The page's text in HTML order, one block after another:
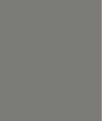
die.hofkiste/
p/Die-